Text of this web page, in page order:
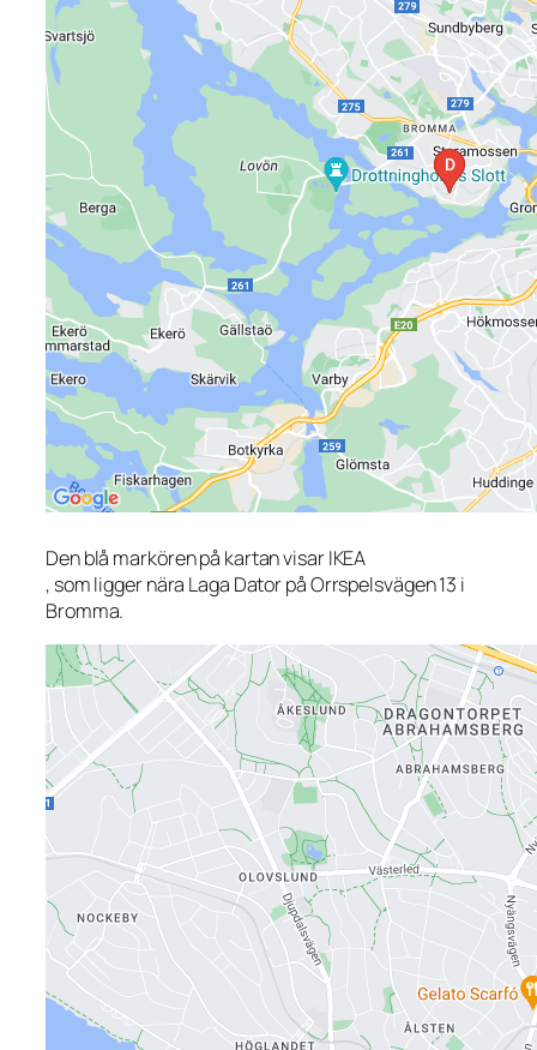
Den blå markören på kartan visar IKEA
, som ligger nära Laga Dator på Orrspelsvägen 13 i
Bromma.